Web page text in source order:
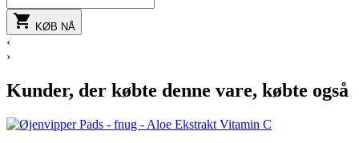
 KØB NÅ
‹
›
Kunder, der købte denne vare, købte også